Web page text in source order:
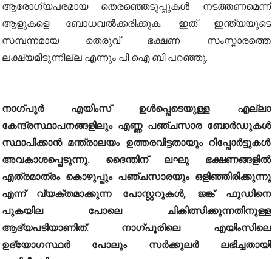
ആരോഗ്യപരമായ തെരഞ്ഞെടുപ്പുകൾ നടത്തണമെന്ന്
ആളുകളെ ബോധവൽക്കരിക്കുക. ഇത് ഇന്ത്യയുടെ
സമ്പന്നമായ തെരുവ് ഭക്ഷണ സംസ്കാരത്തെ
ലക്ഷ്യമിടുന്നില്ല എന്നും പി ഐ ബി പറഞ്ഞു.
നാഗ്പൂർ എയിംസ് ഉൾപ്പെടെയുള്ള എല്ലാ
കേന്ദ്രസ്ഥാപനങ്ങളിലും എണ്ണ പഞ്ചസാര ബോർഡുകൾ
സ്ഥാപിക്കാൻ മന്ത്രാലയം ഉത്തരവിട്ടതായും റിപ്പോർട്ടുകൾ
അവകാശപ്പെടുന്നു. ദൈന്തിന് ലഘു ഭക്ഷണങ്ങളിൽ
എത്രമാത്രം കൊഴുപ്പും പഞ്ചസാരയും ഒളിഞ്ഞിരിക്കുന്നു
എന്ന് വ്യക്തമാക്കുന്ന പോസ്റ്ററുകൾ, ജങ്ക് ഫുഡിനെ
പുകയില പോലെ ചികിത്സിക്കുന്നതിനുള്ള
ആദ്യപടിയാണിത്. നാഗ്പൂരിലെ എയിംസിലെ
ഉദ്യോഗസ്ഥർ പോലും സർക്കുലർ ലഭിച്ചതായി